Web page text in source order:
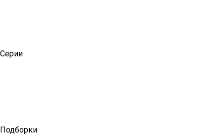
Серии
Подборки